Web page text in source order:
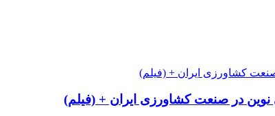
نوین در صنعت کشاورزی ایران + (فیلم)